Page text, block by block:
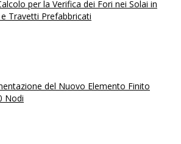
per la Verifica dei Fori nei Solai in
Travetti Prefabbricati
del Nuovo Elemento Finito
Nodi